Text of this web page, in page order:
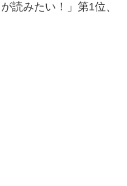
読みたい！」第1位、